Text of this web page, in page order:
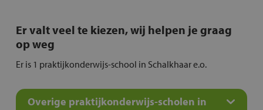
Er valt veel te kiezen, wij helpen je graag
op weg
Er is 1 praktijkonderwijs-school in Schalkhaar e.o.
Overige praktijkonderwijs-scholen in